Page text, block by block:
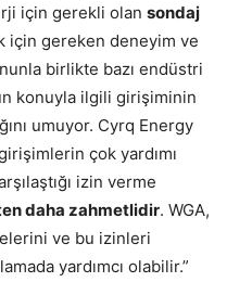
için gerekli olan sondaj
için gereken deneyim ve
birlikte bazı endüstri
konuyla ilgili girişiminin
umuyor. Cyrq Energy
çok yardımı
izin verme
daha zahmetlidir. WGA,
ve bu izinleri
yardımcı olabilir.”